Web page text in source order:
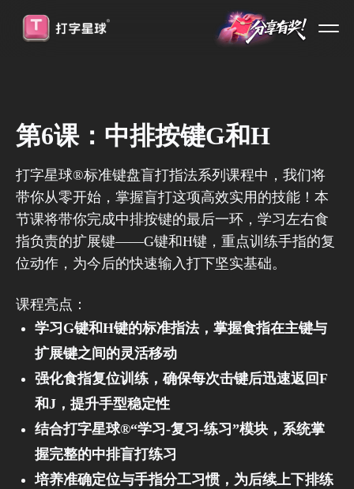
第6课：中排按键G和H
️打字星球®标准键盘盲打指法系列课程中，我们将
带你从零开始，掌握盲打这项高效实用的技能！本
节课将带你完成中排按键的最后一环，学习左右食
指负责的扩展键——G键和H键，重点训练手指的复
位动作，为今后的快速输入打下坚实基础。
课程亮点：
学习G键和H键的标准指法，掌握食指在主键与
扩展键之间的灵活移动
强化食指复位训练，确保每次击键后迅速返回F
和J，提升手型稳定性
结合️打字星球®“学习-复习-练习”模块，系统掌
握完整的中排盲打练习
培养准确定位与手指分工习惯，为后续上下排练